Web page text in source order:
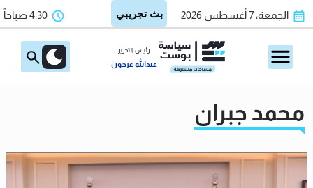
الجمعة، 7 أغسطس 2026 4:30 صباحاً
رئيس التحرير
عبدالله عرجون
محمد جبران